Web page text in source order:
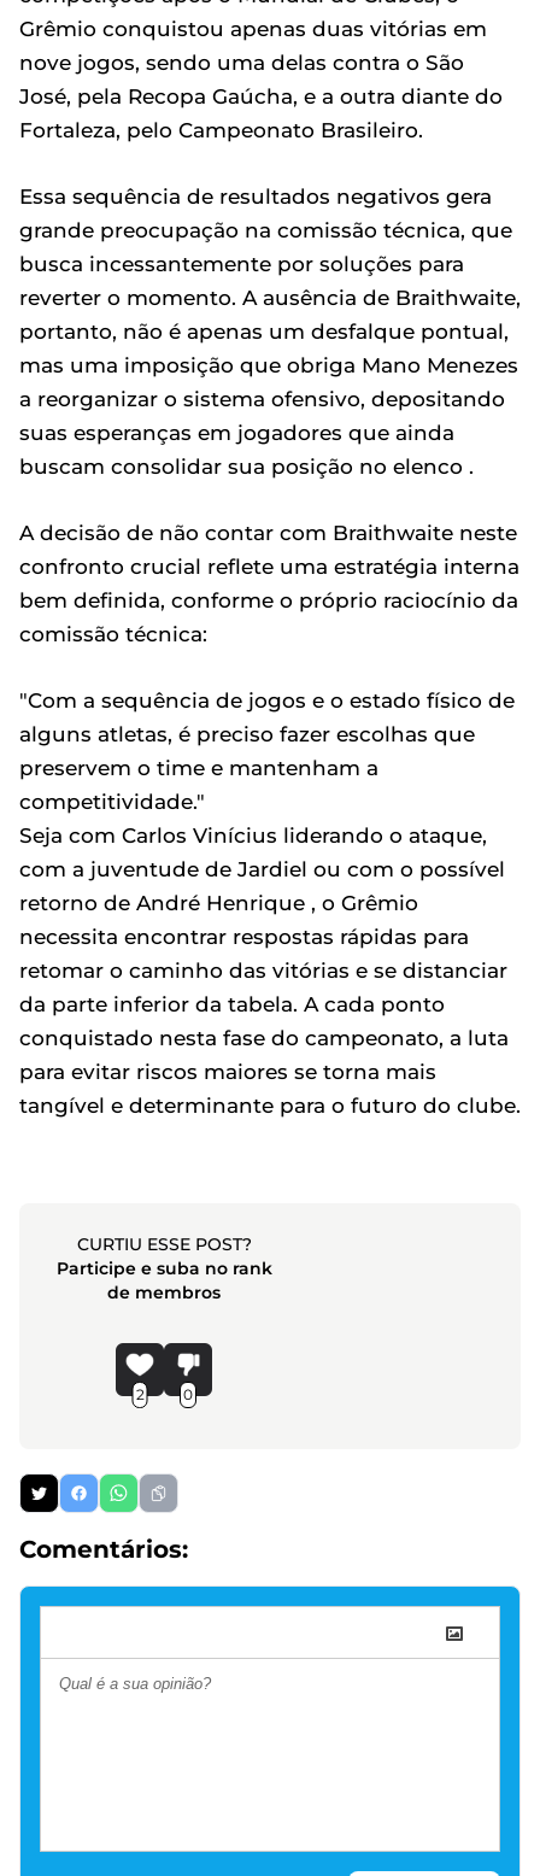
Grêmio conquistou apenas duas vitórias em
nove jogos, sendo uma delas contra o São
José, pela Recopa Gaúcha, e a outra diante do
Fortaleza, pelo Campeonato Brasileiro.
Essa sequência de resultados negativos gera
grande preocupação na comissão técnica, que
busca incessantemente por soluções para
reverter o momento. A ausência de Braithwaite,
portanto, não é apenas um desfalque pontual,
mas uma imposição que obriga Mano Menezes
a reorganizar o sistema ofensivo, depositando
suas esperanças em jogadores que ainda
buscam consolidar sua posição no elenco .
A decisão de não contar com Braithwaite neste
confronto crucial reflete uma estratégia interna
bem definida, conforme o próprio raciocínio da
comissão técnica:
"Com a sequência de jogos e o estado físico de
alguns atletas, é preciso fazer escolhas que
preservem o time e mantenham a
competitividade."
Seja com Carlos Vinícius liderando o ataque,
com a juventude de Jardiel ou com o possível
retorno de André Henrique , o Grêmio
necessita encontrar respostas rápidas para
retomar o caminho das vitórias e se distanciar
da parte inferior da tabela. A cada ponto
conquistado nesta fase do campeonato, a luta
para evitar riscos maiores se torna mais
tangível e determinante para o futuro do clube.
CURTIU ESSE POST?
Participe e suba no rank
de membros
2 0
Comentários: